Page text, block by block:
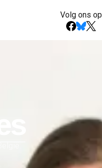
Volg ons op